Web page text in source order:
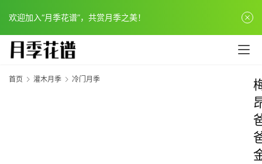
欢迎加入“月季花谱”，共赏月季之美！
首页 灌木月季 冷门月季